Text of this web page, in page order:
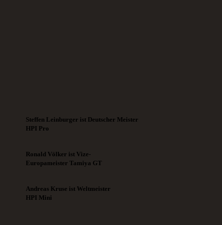
Steffen Leinburger ist Deutscher Meister
HPI Pro
Ronald Völker ist Vize-
Europameister Tamiya GT
Andreas Kruse ist Weltmeister
HPI Mini